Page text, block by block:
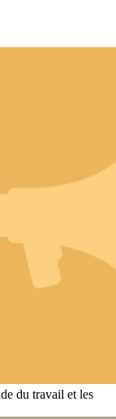
du travail et les